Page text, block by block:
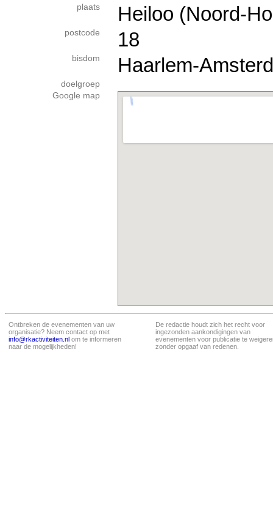
plaats Heiloo (Noord-
postcode 18
bisdom Haarlem-
doelgroep
Google map
Ontbreken de evenementen van uw
organisatie? Neem contact op met
info@rkactiviteiten.nl om te informeren
naar de mogelijkheden!
De redactie houdt zich het recht voor
ingezonden aankondigingen van
evenementen voor publicatie te
zonder opgaaf van redenen.